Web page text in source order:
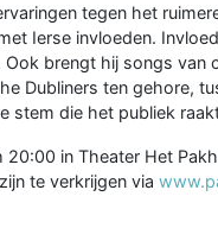
tegen het
Ierse invloeden.
brengt hij songs van
Dubliners ten gehore,
stem die het publiek
20:00 in Theater Het
te verkrijgen via